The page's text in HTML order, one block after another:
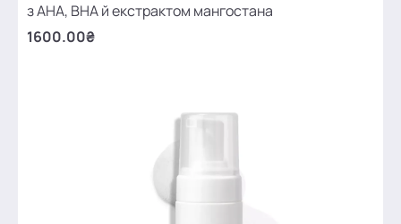
з АНА, ВНА й екстрактом мангостана
1600.00₴